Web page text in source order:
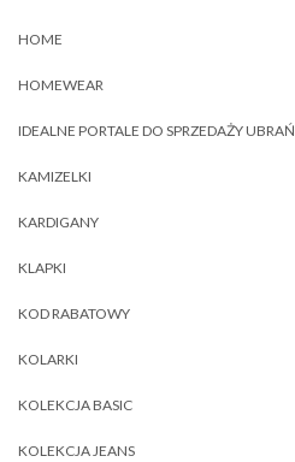
HOME
HOMEWEAR
IDEALNE PORTALE DO SPRZEDAŻY UBRAŃ
KAMIZELKI
KARDIGANY
KLAPKI
KOD RABATOWY
KOLARKI
KOLEKCJA BASIC
KOLEKCJA JEANS